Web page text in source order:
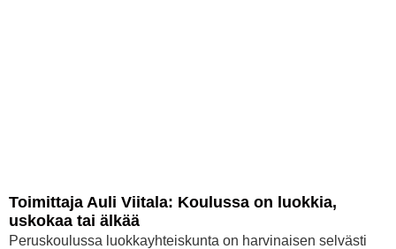
Toimittaja Auli Viitala: Koulussa on luokkia,
uskokaa tai älkää
Peruskoulussa luokkayhteiskunta on harvinaisen selvästi